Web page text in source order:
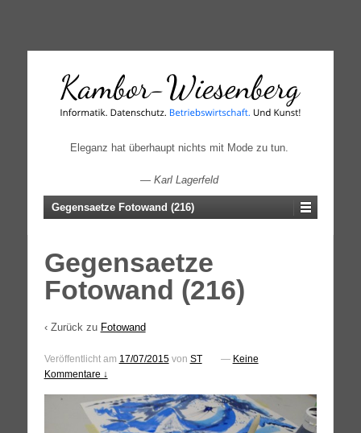
↓
CONTENT
Eleganz hat überhaupt nichts mit Mode zu tun.
— Karl Lagerfeld
Gegensaetze Fotowand (216)
Gegensaetze
Fotowand (216)
‹ Zurück zu Fotowand
Veröffentlicht am 17/07/2015von ST — Keine
Kommentare ↓